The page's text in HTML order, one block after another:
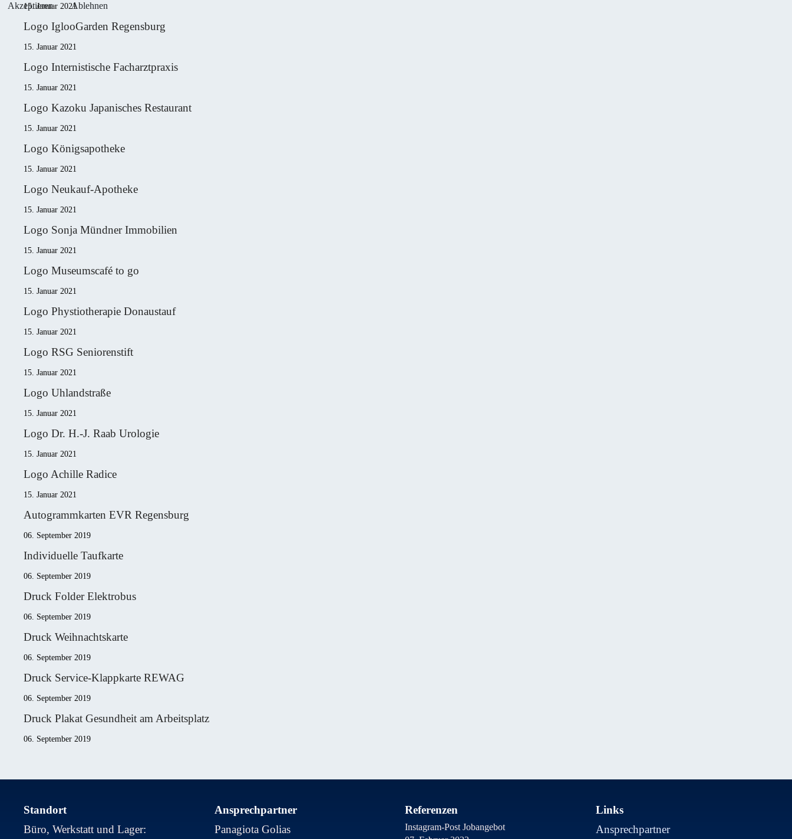
15. Januar 2021
Logo IglooGarden Regensburg
15. Januar 2021
Logo Internistische Facharztpraxis
15. Januar 2021
Logo Kazoku Japanisches Restaurant
15. Januar 2021
Logo Königsapotheke
15. Januar 2021
Logo Neukauf-Apotheke
15. Januar 2021
Logo Sonja Mündner Immobilien
15. Januar 2021
Logo Museumscafé to go
15. Januar 2021
Logo Phystiotherapie Donaustauf
15. Januar 2021
Logo RSG Seniorenstift
15. Januar 2021
Logo Uhlandstraße
15. Januar 2021
Logo Dr. H.-J. Raab Urologie
15. Januar 2021
Logo Achille Radice
15. Januar 2021
Autogrammkarten EVR Regensburg
06. September 2019
Individuelle Taufkarte
06. September 2019
Druck Folder Elektrobus
06. September 2019
Druck Weihnachtskarte
06. September 2019
Druck Service-Klappkarte REWAG
06. September 2019
Druck Plakat Gesundheit am Arbeitsplatz
06. September 2019
Standort
Büro, Werkstatt und Lager:
Ansprechpartner
Panagiota Golias
Referenzen
Instagram-Post Jobangebot
Links
Ansprechpartner
Akzeptieren Ablehnen